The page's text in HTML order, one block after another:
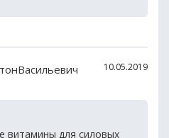
10.05.2019
витамины для силовых